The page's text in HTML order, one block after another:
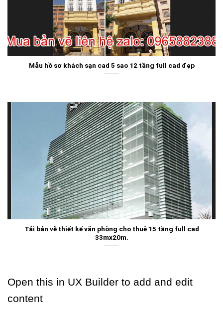
Mẫu hồ sơ khách sạn cad 5 sao 12 tầng full cad đẹp
Tải bản vẽ thiết kế văn phòng cho thuê 15 tầng full cad
33mx20m.
Open this in UX Builder to add and edit
content